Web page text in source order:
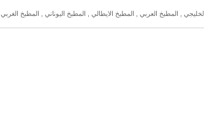
, المطبخ العربي , المطبخ الايطالي , المطبخ اليوناني , المطبخ الغربي